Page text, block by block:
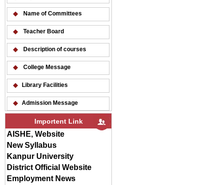
Name of Committees
Teacher Board
Description of courses
College Message
Library Facilities
Admission Message
Importent Link
AISHE, Website
New Syllabus
Kanpur University
District Official Website
Employment News